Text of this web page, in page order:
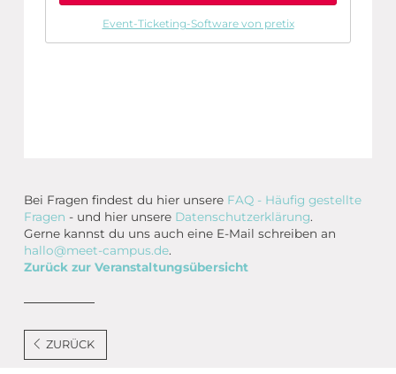
Event-Ticketing-Software von pretix
Bei Fragen findest du hier unsere FAQ - Häufig gestellte
Fragen - und hier unsere Datenschutzerklärung.
Gerne kannst du uns auch eine E-Mail schreiben an
hallo@meet-campus.de.
Zurück zur Veranstaltungsübersicht
ZURÜCK